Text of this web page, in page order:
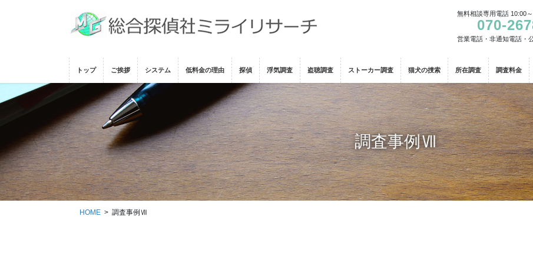
動
に
無料相談専用電話 10:00～
070-
営業電話・非通知電話・
トップ ご挨拶 システム 低料金の理由 探偵 浮気調査 盗聴調査 ストーカー調査 猫犬の捜索 所在調査 調査料金
調査事例Ⅶ
HOME 調査事例Ⅶ